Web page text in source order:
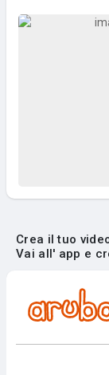
Crea il tuo
Vai all' app e